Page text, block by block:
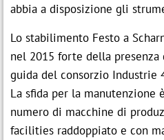
abbia a disposizione gli
Lo stabilimento Festo a
nel 2015 forte della
guida del consorzio Industrie
La sfida per la manutenzione
numero di macchine di
facilities raddoppiato e con